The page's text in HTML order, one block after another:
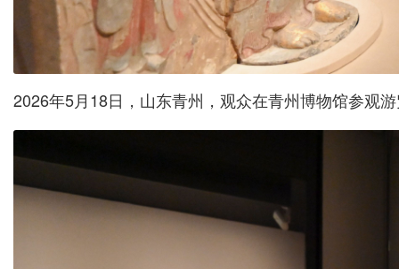
2026年5月18日，山东青州，观众在青州博物馆参观